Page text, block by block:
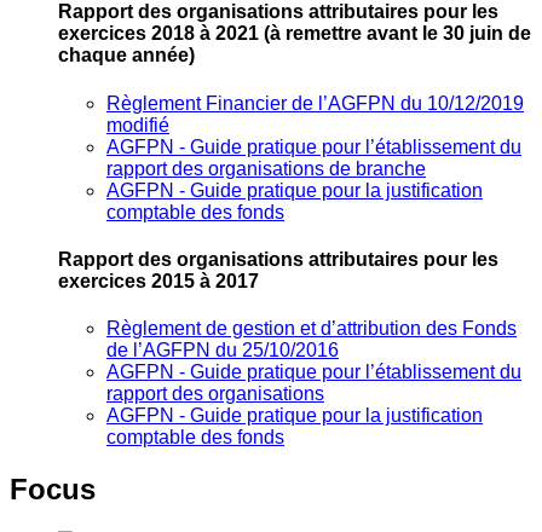
Rapport des organisations attributaires pour les
exercices 2018 à 2021 (à remettre avant le 30 juin de
chaque année)
Règlement Financier de l’AGFPN du 10/12/2019
modifié
AGFPN ‐ Guide pratique pour l’établissement du
rapport des organisations de branche
AGFPN ‐ Guide pratique pour la justification
comptable des fonds
Rapport des organisations attributaires pour les
exercices 2015 à 2017
Règlement de gestion et d’attribution des Fonds
de l’AGFPN du 25/10/2016
AGFPN ‐ Guide pratique pour l’établissement du
rapport des organisations
AGFPN ‐ Guide pratique pour la justification
comptable des fonds
Focus